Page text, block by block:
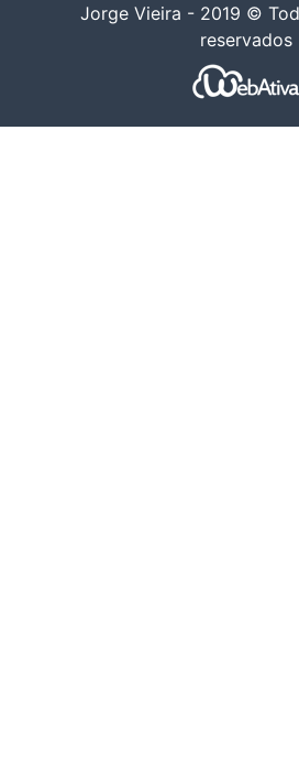
Jorge Vieira - 2019 ©
reservados